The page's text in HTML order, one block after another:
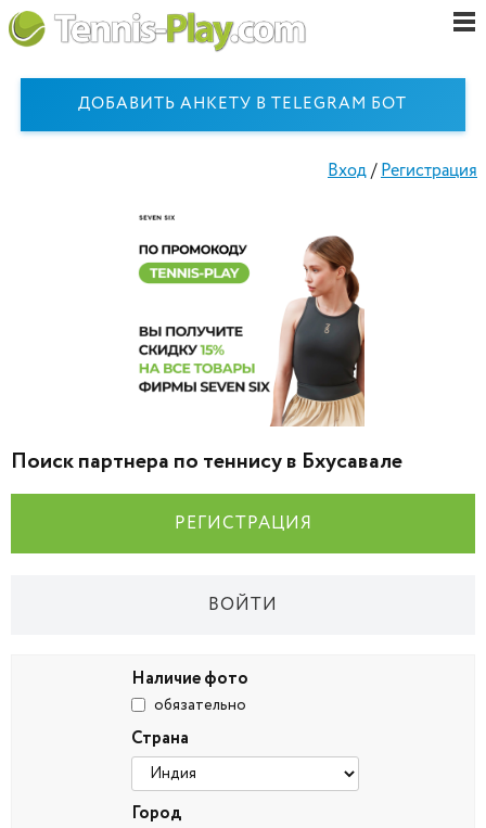
ДОБАВИТЬ АНКЕТУ В TELEGRAM БОТ
Вход/Регистрация
Поиск партнера по теннису в Бхусавале
РЕГИСТРАЦИЯ
ВОЙТИ
Наличие фото
обязательно
Страна
Город